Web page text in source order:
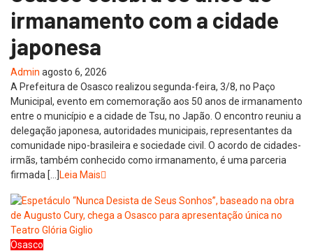
irmanamento com a cidade
japonesa
Admin agosto 6, 2026
A Prefeitura de Osasco realizou segunda-feira, 3/8, no Paço
Municipal, evento em comemoração aos 50 anos de irmanamento
entre o município e a cidade de Tsu, no Japão. O encontro reuniu a
delegação japonesa, autoridades municipais, representantes da
comunidade nipo-brasileira e sociedade civil. O acordo de cidades-
irmãs, também conhecido como irmanamento, é uma parceria
firmada […]
Leia Mais
Osasco